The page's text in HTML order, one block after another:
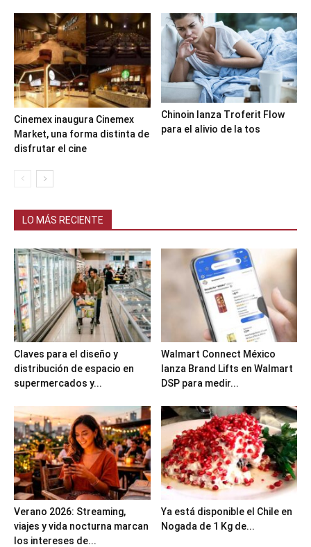
Cinemex inaugura Cinemex
Market, una forma distinta de
disfrutar el cine
Chinoin lanza Troferit Flow
para el alivio de la tos
LO MÁS RECIENTE
Claves para el diseño y
distribución de espacio en
supermercados y...
Walmart Connect México
lanza Brand Lifts en Walmart
DSP para medir...
Verano 2026: Streaming,
viajes y vida nocturna marcan
los intereses de...
Ya está disponible el Chile en
Nogada de 1 Kg de...